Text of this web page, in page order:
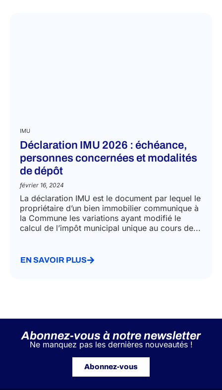
IMU
Déclaration IMU 2026 : échéance,
personnes concernées et modalités
de dépôt
février 16, 2024
La déclaration IMU est le document par lequel le
propriétaire d’un bien immobilier communique à
la Commune les variations ayant modifié le
calcul de l’impôt municipal unique au cours de...
EN SAVOIR PLUS
Abonnez-vous à notre newsletter
Ne manquez pas les dernières nouveautés !
Abonnez-vous